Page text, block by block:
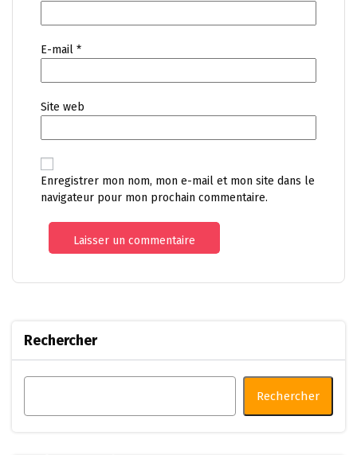
E-mail *
Site web
Enregistrer mon nom, mon e-mail et mon site dans le
navigateur pour mon prochain commentaire.
Rechercher
Rechercher